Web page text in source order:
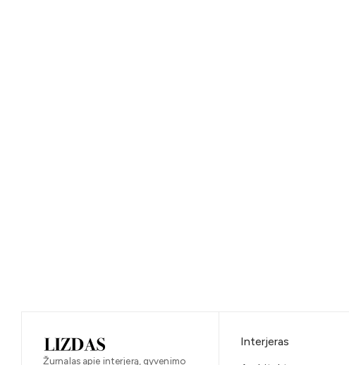
Žurnalas apie interjerą, gyvenimo
Interjeras